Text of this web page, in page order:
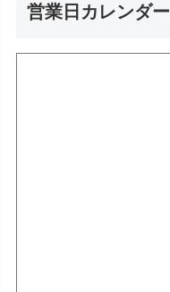
営業日カレンダー